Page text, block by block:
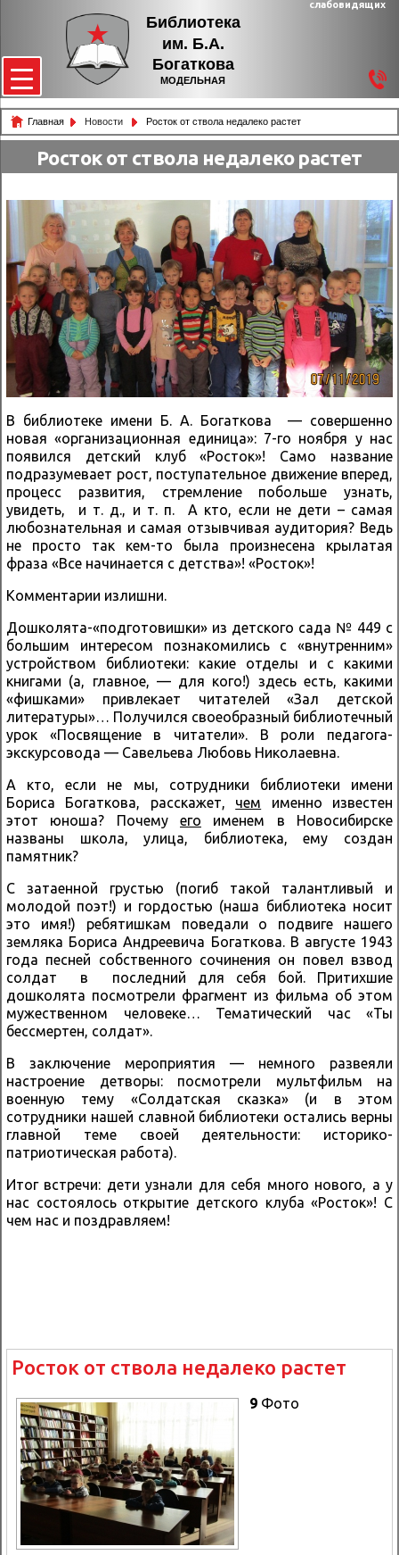
Библиотека
им. Б.А.
Богаткова
МОДЕЛЬНАЯ
слабовидящих
Главная Новости Росток от ствола недалеко растет
Росток от ствола недалеко растет
В библиотеке имени Б. А. Богаткова — совершенно
новая «организационная единица»: 7-го ноября у нас
появился детский клуб «Росток»! Само название
подразумевает рост, поступательное движение вперед,
процесс развития, стремление побольше узнать,
увидеть, и т. д., и т. п. А кто, если не дети – самая
любознательная и самая отзывчивая аудитория? Ведь
не просто так кем-то была произнесена крылатая
фраза «Все начинается с детства»! «Росток»!
Комментарии излишни.
Дошколята-«подготовишки» из детского сада № 449 с
большим интересом познакомились с «внутренним»
устройством библиотеки: какие отделы и с какими
книгами (а, главное, — для кого!) здесь есть, какими
«фишками» привлекает читателей «Зал детской
литературы»… Получился своеобразный библиотечный
урок «Посвящение в читатели». В роли педагога-
экскурсовода — Савельева Любовь Николаевна.
А кто, если не мы, сотрудники библиотеки имени
Бориса Богаткова, расскажет, чем именно известен
этот юноша? Почему его именем в Новосибирске
названы школа, улица, библиотека, ему создан
памятник?
С затаенной грустью (погиб такой талантливый и
молодой поэт!) и гордостью (наша библиотека носит
это имя!) ребятишкам поведали о подвиге нашего
земляка Бориса Андреевича Богаткова. В августе 1943
года песней собственного сочинения он повел взвод
солдат в последний для себя бой. Притихшие
дошколята посмотрели фрагмент из фильма об этом
мужественном человеке… Тематический час «Ты
бессмертен, солдат».
В заключение мероприятия — немного развеяли
настроение детворы: посмотрели мультфильм на
военную тему «Солдатская сказка» (и в этом
сотрудники нашей славной библиотеки остались верны
главной теме своей деятельности: историко-
патриотическая работа).
Итог встречи: дети узнали для себя много нового, а у
нас состоялось открытие детского клуба «Росток»! С
чем нас и поздравляем!
Росток от ствола недалеко растет
9 Фото